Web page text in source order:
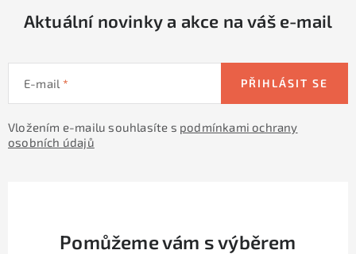
Aktuální novinky a akce na váš e-mail
E-mail
Vložením e-mailu souhlasíte s podmínkami ochrany
osobních údajů
PŘIHLÁSIT SE
Pomůžeme vám s výběrem